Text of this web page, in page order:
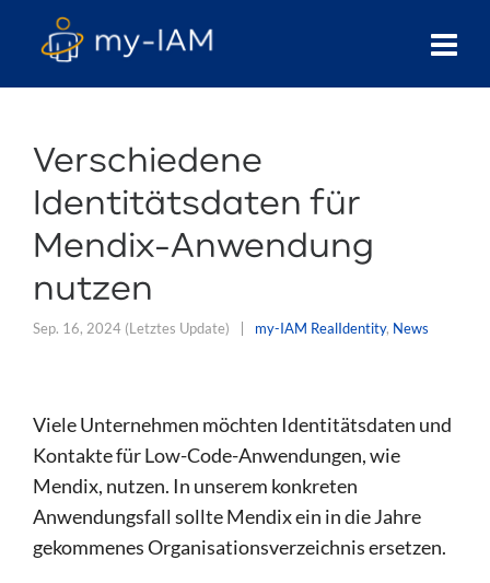
Verschiedene
Identitätsdaten für
Mendix-Anwendung
nutzen
Sep. 16, 2024 (Letztes Update) my-IAM RealIdentity, News
Viele Unternehmen möchten Identitätsdaten und
Kontakte für Low-Code-Anwendungen, wie
Mendix, nutzen. In unserem konkreten
Anwendungsfall sollte Mendix ein in die Jahre
gekommenes Organisationsverzeichnis ersetzen.